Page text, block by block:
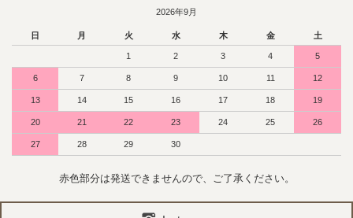
2026年9月
日 月 火 水 木 金 土
1 2 3 4 5
6 7 8 9 10 11 12
13 14 15 16 17 18 19
20 21 22 23 24 25 26
27 28 29 30
赤色部分は発送できませんので、ご了承ください。